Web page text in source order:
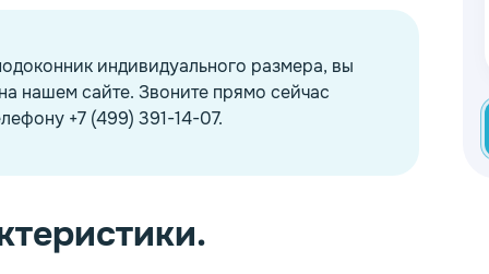
индивидуального размера, вы
нашем сайте. Звоните прямо сейчас
+7 (499) 391-14-07.